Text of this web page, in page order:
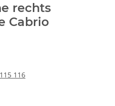
rechts
Cabrio
116